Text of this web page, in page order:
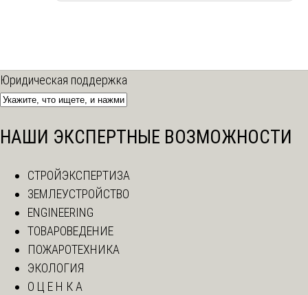
Юридическая поддержка
НАШИ ЭКСПЕРТНЫЕ ВОЗМОЖНОСТИ
СТРОЙЭКСПЕРТИЗА
ЗЕМЛЕУСТРОЙСТВО
ENGINEERING
ТОВАРОВЕДЕНИЕ
ПОЖАРОТЕХНИКА
ЭКОЛОГИЯ
О Ц Е Н К А